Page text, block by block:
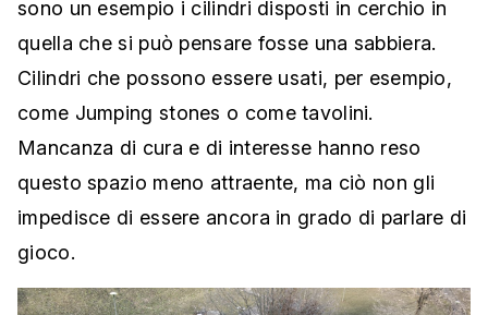
sono un esempio i cilindri disposti in cerchio in
quella che si può pensare fosse una sabbiera.
Cilindri che possono essere usati, per esempio,
come Jumping stones o come tavolini.
Mancanza di cura e di interesse hanno reso
questo spazio meno attraente, ma ciò non gli
impedisce di essere ancora in grado di parlare di
gioco.